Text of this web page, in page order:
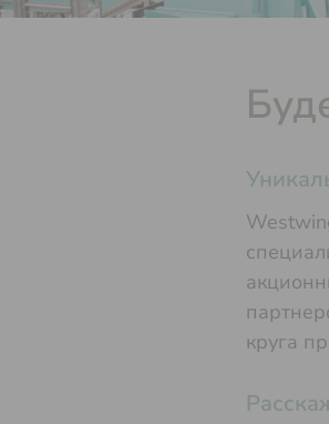
круга